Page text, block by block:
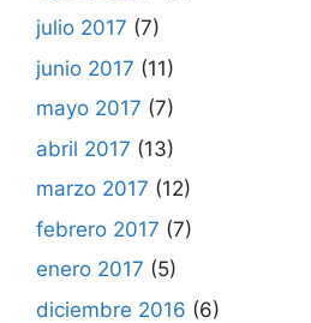
julio 2017 (7)
junio 2017 (11)
mayo 2017 (7)
abril 2017 (13)
marzo 2017 (12)
febrero 2017 (7)
enero 2017 (5)
diciembre 2016 (6)